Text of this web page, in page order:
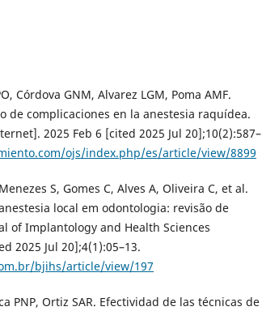
Córdova GNM, Alvarez LGM, Poma AMF.
de complicaciones en la anestesia raquídea.
2025 Feb 6 [cited 2025 Jul 20];10(2):587–
ojs/index.php/es/article/view/8899
S, Gomes C, Alves A, Oliveira C, et al.
local em odontologia: revisão de
of Implantology and Health Sciences
2025 Jul 20];4(1):05–13.
bjihs/article/view/197
PNP, Ortiz SAR. Efectividad de las técnicas de